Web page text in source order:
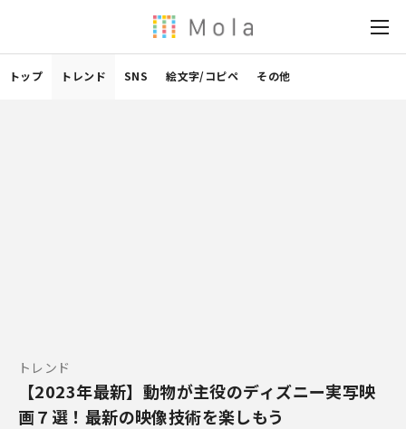
トップ トレンド SNS 絵文字/コピペ その他
トレンド
【2023年最新】動物が主役のディズニー実写映
画７選！最新の映像技術を楽しもう